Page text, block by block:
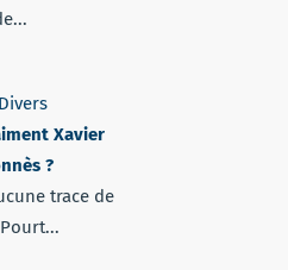
Xavier
?
trace de